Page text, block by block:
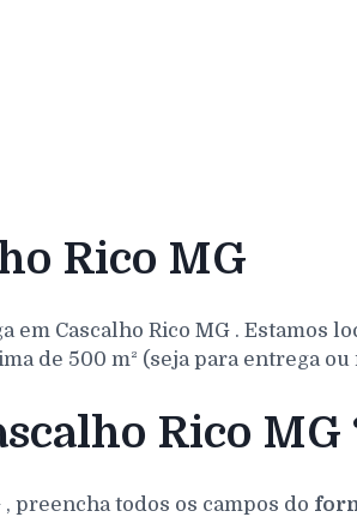
Rico MG
em Cascalho Rico MG . Estamos
de 500 m² (seja para entrega ou
Rico MG
, preencha todos os campos do